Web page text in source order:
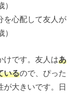
を心配して友人が
けです。友人はあ
いるので、ぴった
が大きいです。日